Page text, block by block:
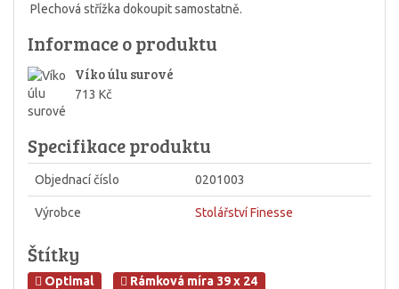
Plechová střížka dokoupit samostatně.
Informace o produktu
Víko úlu surové
713 Kč
Specifikace produktu
Objednací číslo 0201003
Výrobce Stolářství Finesse
Štítky
Optimal Rámková míra 39 x 24